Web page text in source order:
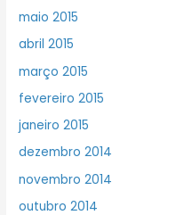
maio 2015
abril 2015
março 2015
fevereiro 2015
janeiro 2015
dezembro 2014
novembro 2014
outubro 2014